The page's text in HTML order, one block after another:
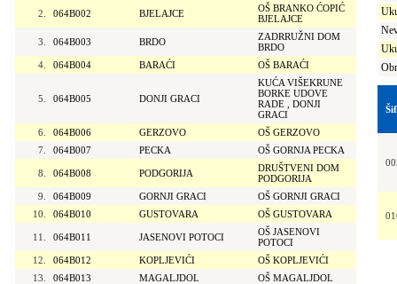
2. 064B002 BJELAJCE
OŠ BRANKO ĆOPIĆ
BJELAJCE
3. 064B003 BRDO
ZADRRUŽNI DOM
BRDO
4.
064B004 BARAĆI OŠ BARAĆI
5. 064B005 DONJI GRACI
KUĆA VIŠEKRUNE
BORKE UDOVE
RADE , DONJI
GRACI
6.
064B006 GERZOVO
OŠ GERZOVO
7.
064B007 PECKA OŠ GORNJA PECKA
8. 064B008 PODGORIJA
DRUŠTVENI DOM
PODGORIJA
9.
064B009 GORNJI GRACI
OŠ GORNJI GRACI
10.
064B010 GUSTOVARA OŠ GUSTOVARA
11. 064B011 JASENOVI POTOCI
OŠ JASENOVI
POTOCI
12.
064B012 KOPLJEVIĆI
OŠ KOPLJEVIĆI
13.
064B013 MAGALJDOL
OŠ MAGALJDOL